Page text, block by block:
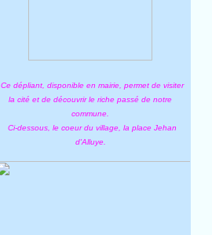
Ce dépliant, disponible en mairie, permet de visiter
la cité et de découvrir le riche passé de notre
commune.
Ci-dessous, le coeur du village, la place Jehan
d'Alluye.